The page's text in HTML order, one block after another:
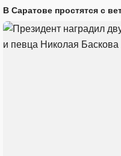
В Саратове простятся с